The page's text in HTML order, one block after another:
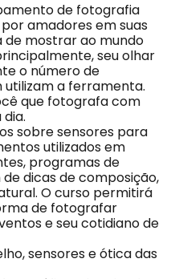
de fotografia
amadores em suas
de mostrar ao mundo
seu olhar
o número de
utilizam a ferramenta.
que fotografa com
sobre sensores para
utilizados em
programas de
dicas de composição,
O curso permitirá
de fotografar
e seu cotidiano de
sensores e ótica das